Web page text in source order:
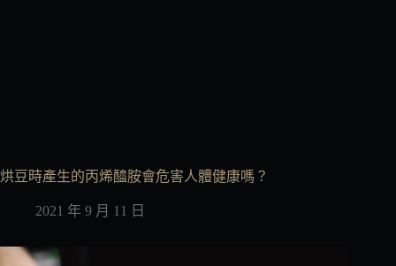
烘豆時產生的丙烯醯胺會危害人體健康嗎？
2021 年 9 月 11 日